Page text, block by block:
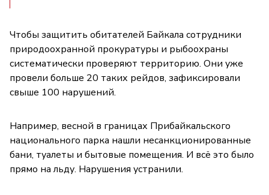
Чтобы защитить обитателей Байкала сотрудники
природоохранной прокуратуры и рыбоохраны
систематически проверяют территорию. Они уже
провели больше 20 таких рейдов, зафиксировали
свыше 100 нарушений.
Например, весной в границах Прибайкальского
национального парка нашли несанкционированные
бани, туалеты и бытовые помещения. И всё это было
прямо на льду. Нарушения устранили.